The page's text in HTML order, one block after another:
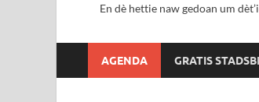
En dè hettie naw gedoan um
AGENDA GRATIS